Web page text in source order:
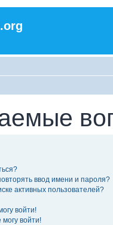
ввод имени и пароля?
активных пользователей?
войти!
войти!